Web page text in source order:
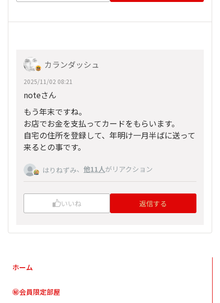
カランダッシュ
2025/11/02 08:21
noteさん
もう年末ですね。
お店でお金を支払ってカードをもらいます。
自宅の住所を登録して、年明け一月半ばに送って
来るとの事です。
はりねずみ、 他11人がリアクション
いいね 返信する
ホーム
㊙会員限定部屋